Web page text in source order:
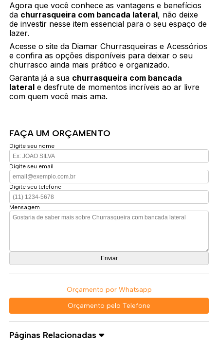
Agora que você conhece as vantagens e benefícios
da churrasqueira com bancada lateral, não deixe
de investir nesse item essencial para o seu espaço de
lazer.
Acesse o site da Diamar Churrasqueiras e Acessórios
e confira as opções disponíveis para deixar o seu
churrasco ainda mais prático e organizado.
Garanta já a sua churrasqueira com bancada
lateral e desfrute de momentos incríveis ao ar livre
com quem você mais ama.
FAÇA UM ORÇAMENTO
Digite seu nome
Digite seu email
Digite seu telefone
Mensagem
Orçamento por Whatsapp
Orçamento pelo Telefone
Páginas Relacionadas